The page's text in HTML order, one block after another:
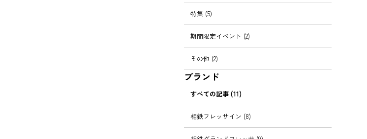
特集 (5)
期間限定イベント (2)
その他 (2)
ブランド
すべての記事 (11)
相鉄フレッサイン (8)